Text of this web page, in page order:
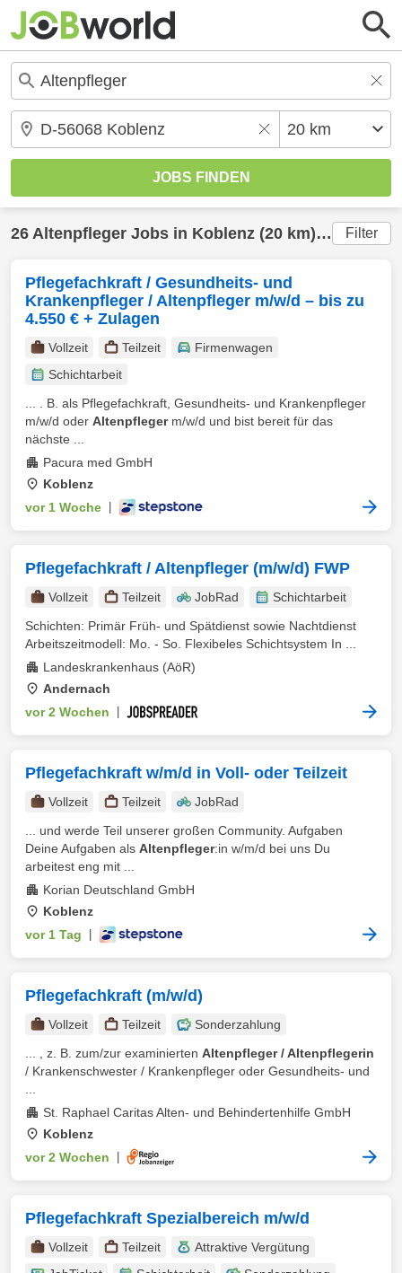
26 Altenpfleger Jobs in Koblenz (20 km) gefunden Filter
Pflegefachkraft / Gesundheits- und
Krankenpfleger / Altenpfleger m/w/d – bis zu
4.550 € + Zulagen
Vollzeit Teilzeit
Firmenwagen
Schichtarbeit
... . B. als Pflegefachkraft, Gesundheits- und Krankenpfleger
m/w/d oder Altenpflegerm/w/d und bist bereit für das
nächste ...
Pacura med GmbH
Koblenz
vor 1 Woche
Pflegefachkraft / Altenpfleger (m/w/d) FWP
Vollzeit Teilzeit JobRad
Schichtarbeit
Schichten: Primär Früh- und Spätdienst sowie Nachtdienst
Arbeitszeitmodell: Mo. - So. Flexibeles Schichtsystem In ...
Landeskrankenhaus (AöR)
Andernach
vor 2 Wochen
Pflegefachkraft w/m/d in Voll- oder Teilzeit
Vollzeit Teilzeit
JobRad
... und werde Teil unserer großen Community. Aufgaben
Deine Aufgaben als Altenpfleger:in w/m/d bei uns Du
arbeitest eng mit ...
Korian Deutschland GmbH
Koblenz
vor 1 Tag
Pflegefachkraft (m/w/d)
Vollzeit Teilzeit
Sonderzahlung
... , z. B. zum/zur examinierten Altenpfleger / Altenpflegerin
/ Krankenschwester / Krankenpfleger oder Gesundheits- und
St. Raphael Caritas Alten- und Behindertenhilfe GmbH
Koblenz
vor 2 Wochen
Pflegefachkraft Spezialbereich m/w/d
Vollzeit Teilzeit
Attraktive Vergütung